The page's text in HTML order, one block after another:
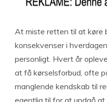
At miste retten til at køre
konsekvenser i
personligt. Hvert år
at få kørselsforbud, ofte
manglende kendskab til
egentlig til for at undgå